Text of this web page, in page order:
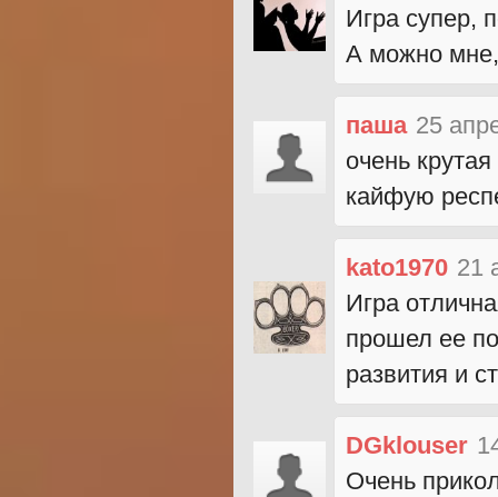
Игра супер,
А можно мне,
паша 25
очень
кайфую
kato1970 21
Игра
прошел ее
развития и
DGklouser
Очень